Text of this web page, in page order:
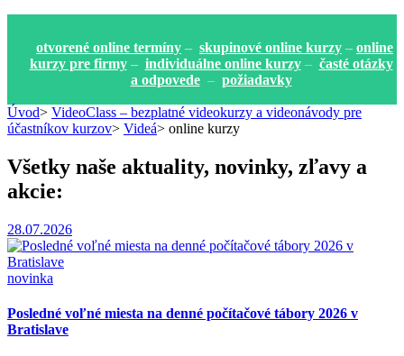
otvorené online termíny – skupinové online kurzy – online
kurzy pre firmy– individuálne online kurzy– časté otázky
a odpovede– požiadavky
Úvod> VideoClass – bezplatné videokurzy a videonávody pre
účastníkov kurzov> Videá> online kurzy
Všetky naše aktuality, novinky, zľavy a
akcie:
28.07.2026
novinka
Posledné voľné miesta na denné počítačové tábory 2026 v
Bratislave